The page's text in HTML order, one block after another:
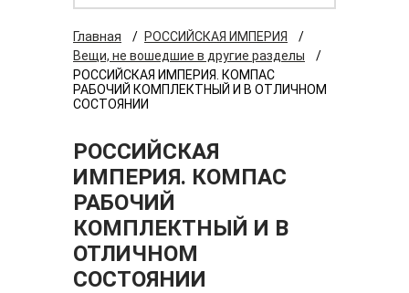
Главная / РОССИЙСКАЯ ИМПЕРИЯ
/
Вещи, не вошедшие в другие разделы
/
РОССИЙСКАЯ ИМПЕРИЯ. КОМПАС
РАБОЧИЙ КОМПЛЕКТНЫЙ И В ОТЛИЧНОМ
СОСТОЯНИИ
РОССИЙСКАЯ
ИМПЕРИЯ. КОМПАС
РАБОЧИЙ
КОМПЛЕКТНЫЙ И В
ОТЛИЧНОМ
СОСТОЯНИИ